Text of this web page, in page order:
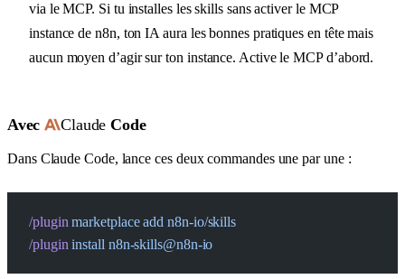
via le MCP. Si tu installes les skills sans activer le MCP
instance de n8n, ton IA aura les bonnes pratiques en tête mais
aucun moyen d’agir sur ton instance. Active le MCP d’abord.
Avec Claude Code
Dans Claude Code, lance ces deux commandes une par une :
/plugin marketplace add n8n-io/skills
/plugin install n8n-skills@n8n-io